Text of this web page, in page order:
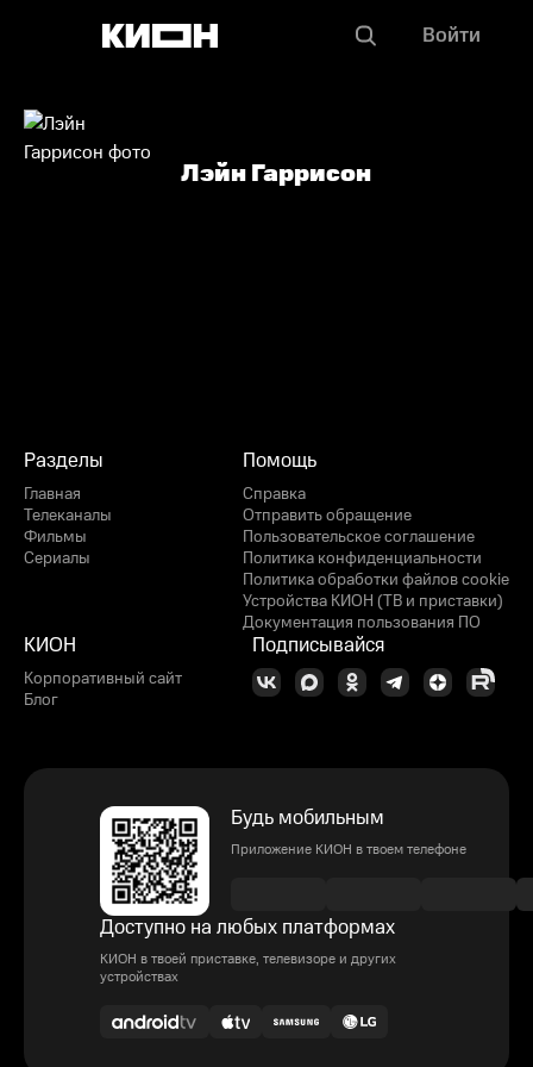
Войти
Лэйн Гаррисон
Разделы
Главная
Телеканалы
Фильмы
Сериалы
Помощь
Справка
Отправить обращение
Пользовательское соглашение
Политика конфиденциальности
Политика обработки файлов cookie
Устройства КИОН (ТВ и приставки)
Документация пользования ПО
КИОН
Корпоративный сайт
Блог
Подписывайся
Будь мобильным
Приложение КИОН в твоем телефоне
Доступно на любых платформах
КИОН в твоей приставке, телевизоре и других
устройствах